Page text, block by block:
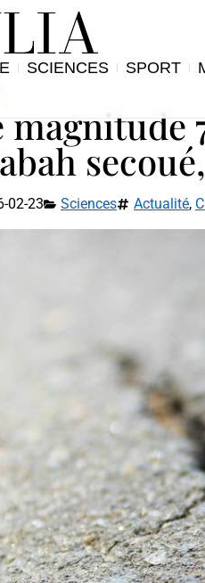
SCIENCES SPORT
magnitude
02-23 Sciences Actualité,